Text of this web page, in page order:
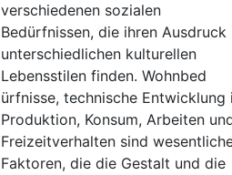
verschiedenen sozialen
Bedürfnissen, die ihren Ausdruck
unterschiedlichen kulturellen
Lebensstilen finden. Wohnbed
ürfnisse, technische Entwicklung
Produktion, Konsum, Arbeiten
Freizeitverhalten sind
Faktoren, die die Gestalt und die